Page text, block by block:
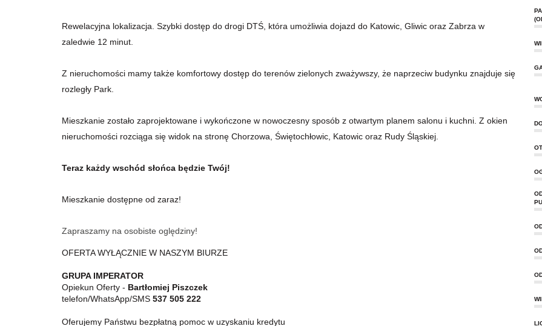
Rewelacyjna lokalizacja. Szybki dostęp do drogi DTŚ, która umożliwia dojazd do Katowic, Gliwic oraz Zabrza w
zaledwie 12 minut.
Z nieruchomości mamy także komfortowy dostęp do terenów zielonych zważywszy, że naprzeciw budynku znajduje się
rozległy Park.
Mieszkanie zostało zaprojektowane i wykończone w nowoczesny sposób z otwartym planem salonu i kuchni. Z okien
nieruchomości rozciąga się widok na stronę Chorzowa, Świętochłowic, Katowic oraz Rudy Śląskiej.
Teraz każdy wschód słońca będzie Twój!
Mieszkanie dostępne od zaraz!
Zapraszamy na osobiste oględziny!
OFERTA WYŁĄCZNIE W NASZYM BIURZE
GRUPA IMPERATOR
Opiekun Oferty - Bartłomiej Piszczek
telefon/WhatsApp/SMS 537 505 222
Oferujemy Państwu bezpłatną pomoc w uzyskaniu kredytu